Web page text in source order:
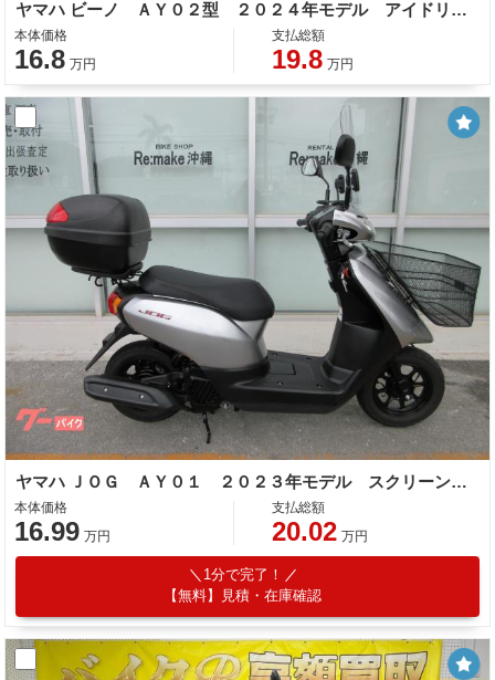
ヤマハ ビーノ ＡＹ０２型 ２０２４年モデル アイドリングストップ シガーソケット コンビニフック
本体価格
16.8 万円
支払総額
19.8 万円
ヤマハ ＪＯＧ ＡＹ０１ ２０２３年モデル スクリーン リアボックス フロントバスケット
本体価格
16.99 万円
支払総額
20.02 万円
1分で完了！
【無料】見積・在庫確認